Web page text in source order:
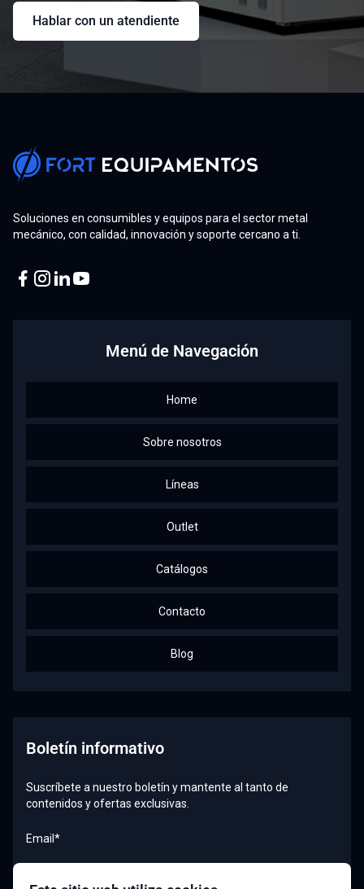
Hablar con un atendiente
Soluciones en consumibles y equipos para el sector metal
mecánico, con calidad, innovación y soporte cercano a ti.
Menú de Navegación
Home
Sobre nosotros
Líneas
Outlet
Catálogos
Contacto
Blog
Boletín informativo
Suscríbete a nuestro boletín y mantente al tanto de
contenidos y ofertas exclusivas.
Email*